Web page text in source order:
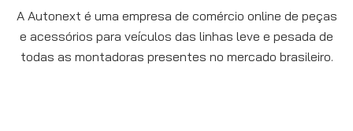
A Autonext é uma empresa de comércio online de peças
e acessórios para veículos das linhas leve e pesada de
todas as montadoras presentes no mercado brasileiro.